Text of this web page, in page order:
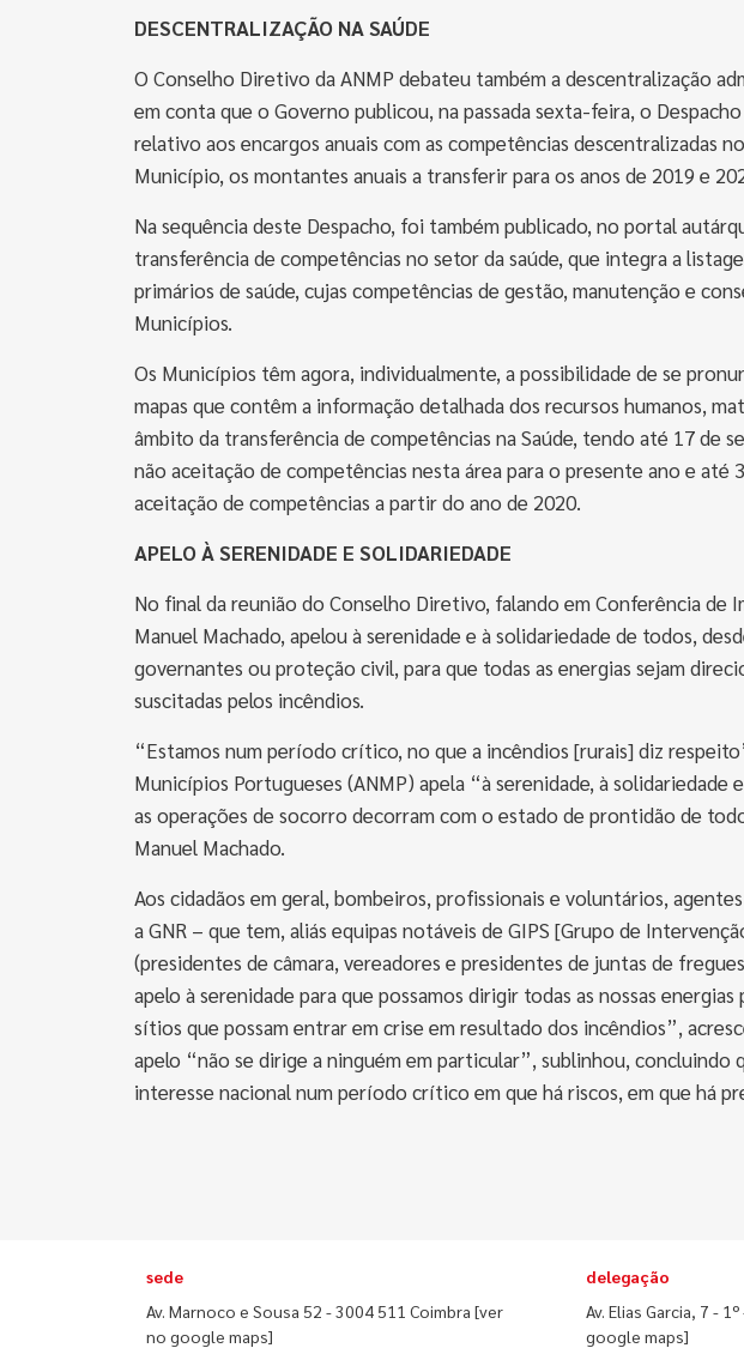
DESCENTRALIZAÇÃO NA SAÚDE
O Conselho Diretivo da ANMP debateu também a descentralização
em conta que o Governo publicou, na passada sexta-feira, o
relativo aos encargos anuais com as competências descentralizadas
Município, os montantes anuais a transferir para os anos de 2019 e
Na sequência deste Despacho, foi também publicado, no portal
transferência de competências no setor da saúde, que integra a
primários de saúde, cujas competências de gestão, manutenção e
Municípios.
Os Municípios têm agora, individualmente, a possibilidade de se
mapas que contêm a informação detalhada dos recursos humanos,
âmbito da transferência de competências na Saúde, tendo até 17 de
não aceitação de competências nesta área para o presente ano e até
aceitação de competências a partir do ano de 2020.
APELO À SERENIDADE E SOLIDARIEDADE
No final da reunião do Conselho Diretivo, falando em Conferência de
Manuel Machado, apelou à serenidade e à solidariedade de todos,
governantes ou proteção civil, para que todas as energias sejam
suscitadas pelos incêndios.
“Estamos num período crítico, no que a incêndios [rurais] diz
Municípios Portugueses (ANMP) apela “à serenidade, à solidariedade
as operações de socorro decorram com o estado de prontidão de
Manuel Machado.
Aos cidadãos em geral, bombeiros, profissionais e voluntários,
a GNR – que tem, aliás equipas notáveis de GIPS [Grupo de
(presidentes de câmara, vereadores e presidentes de juntas de
apelo à serenidade para que possamos dirigir todas as nossas
sítios que possam entrar em crise em resultado dos incêndios”,
apelo “não se dirige a ninguém em particular”, sublinhou, concluindo
interesse nacional num período crítico em que há riscos, em que há
sede
Av. Marnoco e Sousa 52 - 3004 511 Coimbra [ver
no google maps]
delegação
Av. Elias Garcia, 7 -
google maps]